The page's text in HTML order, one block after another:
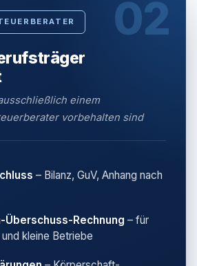
02
einem
vorbehalten sind
– Bilanz, GuV, Anhang nach
Überschuss-Rechnung – für
kleine Betriebe